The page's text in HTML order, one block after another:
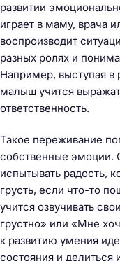
развитии
играет в маму, врача
воспроизводит
разных ролях и
Например, выступая в
малыш учится
ответственность.
Такое переживание
собственные эмоции.
испытывать радость,
грусть, если что-то
учится озвучивать
грустно» или «Мне
к развитию умения
состояния и делиться